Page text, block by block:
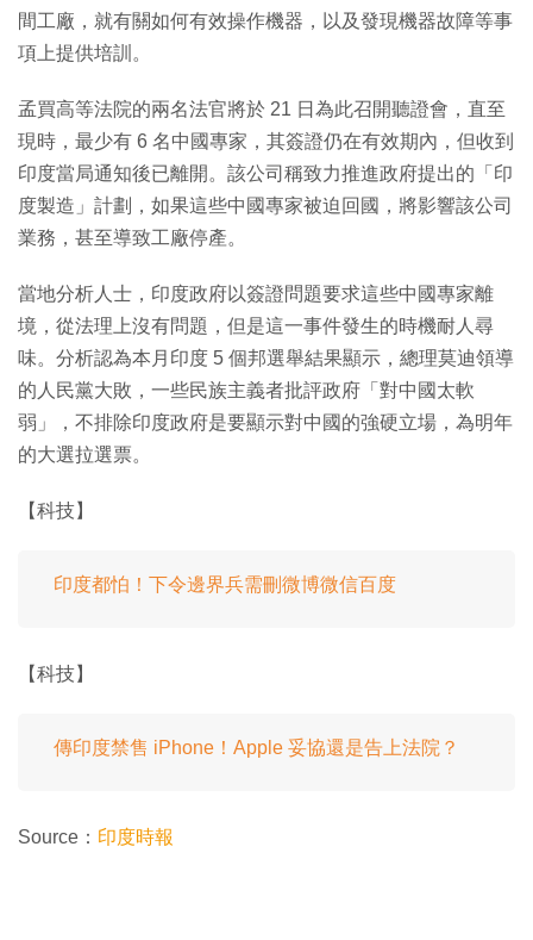
間工廠，就有關如何有效操作機器，以及發現機器故障等事
項上提供培訓。
孟買高等法院的兩名法官將於 21 日為此召開聽證會，直至
現時，最少有 6 名中國專家，其簽證仍在有效期內，但收到
印度當局通知後已離開。該公司稱致力推進政府提出的「印
度製造」計劃，如果這些中國專家被迫回國，將影響該公司
業務，甚至導致工廠停產。
當地分析人士，印度政府以簽證問題要求這些中國專家離
境，從法理上沒有問題，但是這一事件發生的時機耐人尋
味。分析認為本月印度 5 個邦選舉結果顯示，總理莫迪領導
的人民黨大敗，一些民族主義者批評政府「對中國太軟
弱」，不排除印度政府是要顯示對中國的強硬立場，為明年
的大選拉選票。
【科技】
印度都怕！下令邊界兵需刪微博微信百度
【科技】
傳印度禁售 iPhone！Apple 妥協還是告上法院？
Source： 印度時報